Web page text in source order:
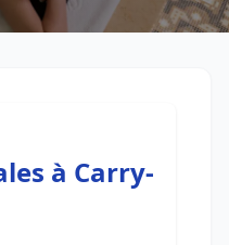
à Carry-